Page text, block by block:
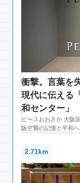
衝撃。言葉を
現代に伝える
和センター」
ピースおおさか 大阪
阪空襲の記憶と平和
2.71km